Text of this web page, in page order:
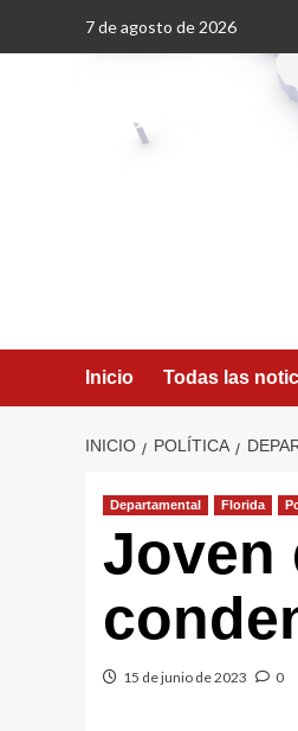
7 de agosto de 2026
Inicio Todas las
INICIO POLÍTICA
Departamental Florida
Joven
15 de junio de 2023 0